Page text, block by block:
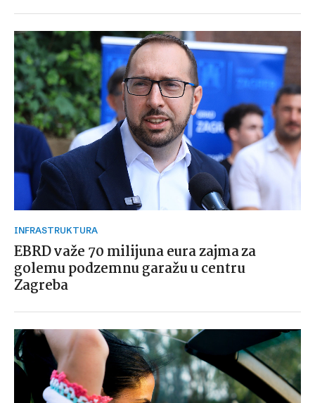
INFRASTRUKTURA
EBRD važe 70 milijuna eura zajma za
golemu podzemnu garažu u centru
Zagreba